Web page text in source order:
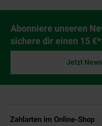
Newsletter
Abonniere unseren
sichere dir einen 15
Jetzt
Zahlarten im Online-Shop